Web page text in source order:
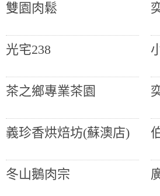
雙園肉鬆
光宅238
茶之鄉專業茶園
義珍香烘焙坊(蘇澳店)
冬山鵝肉宗